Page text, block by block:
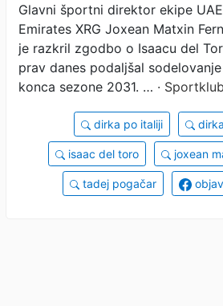
Glavni športni direktor ekipe UAE
Emirates XRG Joxean Matxin
je razkril zgodbo o Isaacu del
prav danes podaljšal
konca sezone 2031. … ·
dirka po italiji
isaac del toro joxean
tadej pogačar